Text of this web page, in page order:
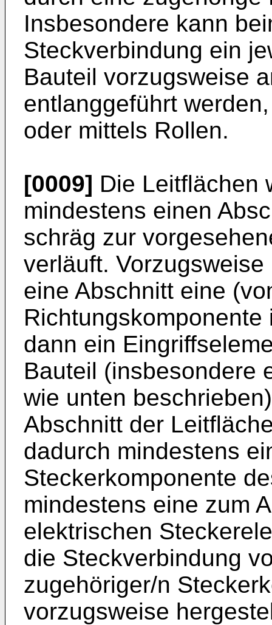
Insbesondere kann
Steckverbindung ein
Bauteil vorzugsweise
entlanggeführt
oder mittels Rollen.
[0009] Die Leitflächen
mindestens einen
schräg zur
verläuft.
eine Abschnitt eine
dann ein
Bauteil (insbesondere
wie unten
Abschnitt der
dadurch mindestens
Steckerkomponente
mindestens eine zum
elektrischen
die Steckverbindung
zugehöriger/n
vorzugsweise